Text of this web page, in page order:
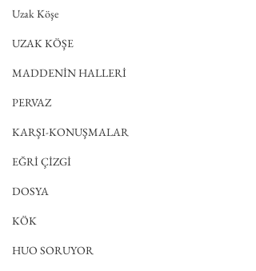
Uzak Köşe
UZAK KÖŞE
MADDENİN HALLERİ
PERVAZ
KARŞI-KONUŞMALAR
EĞRİ ÇİZGİ
DOSYA
KÖK
HUO SORUYOR